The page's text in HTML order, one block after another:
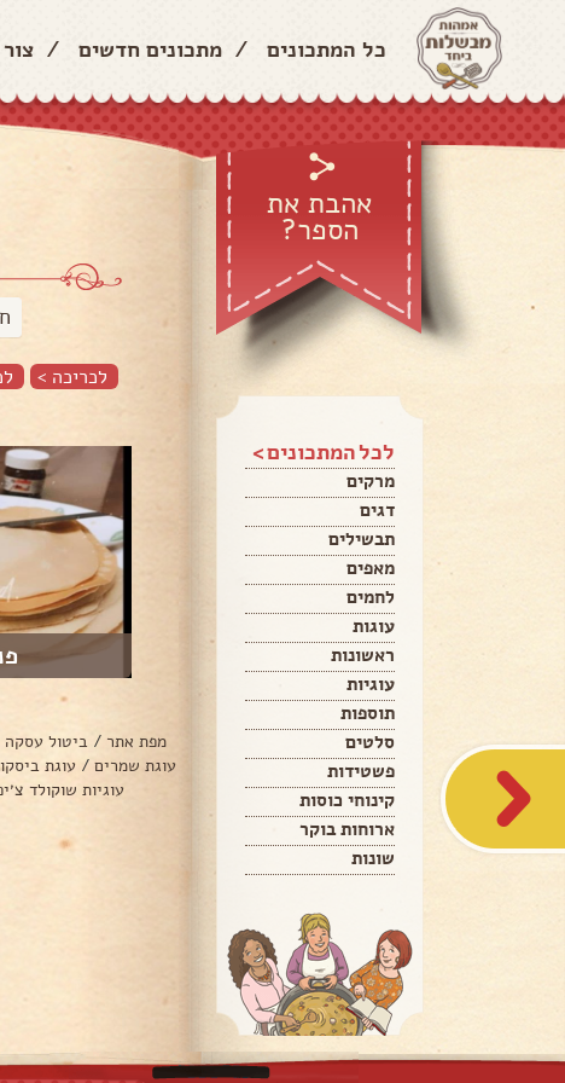
כל המתכונים / מתכונים חדשים /
אהבת את
הספר?
לכל המתכונים >
מרקים
דגים
תבשילים
מאפים
לחמים
עוגות
ראשונות
עוגיות
תוספות
סלטים
פשטידות
קינוחי כוסות
ארוחות בוקר
שונות
לכריכה >
מפת אתר / ביטול עסקה
עוגת שמרים / עוגת
עוגיות שוקולד